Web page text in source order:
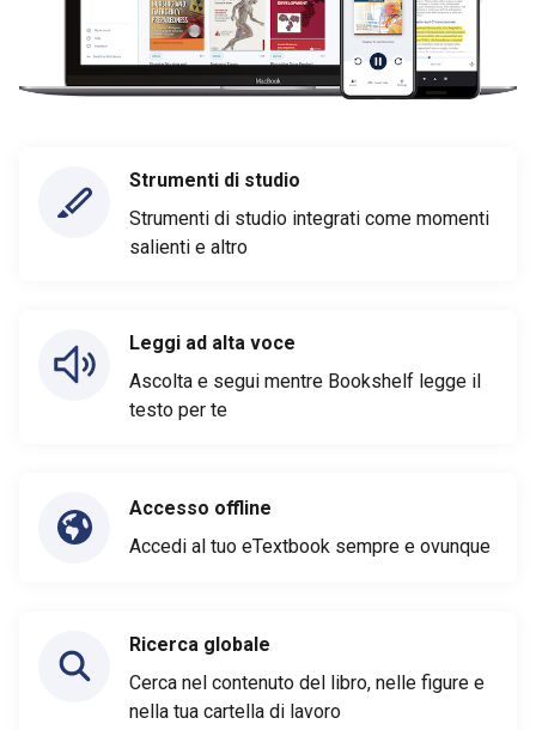
Strumenti di studio
Strumenti di studio integrati come momenti
salienti e altro
Leggi ad alta voce
Ascolta e segui mentre Bookshelf legge il
testo per te
Accesso offline
Accedi al tuo eTextbook sempre e ovunque
Ricerca globale
Cerca nel contenuto del libro, nelle figure e
nella tua cartella di lavoro